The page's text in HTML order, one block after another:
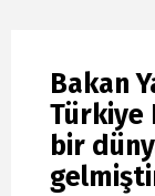
Bakan
Türkiye
bir